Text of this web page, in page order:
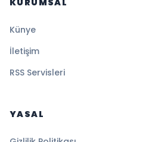
KURUMSAL
Künye
İletişim
RSS Servisleri
YASAL